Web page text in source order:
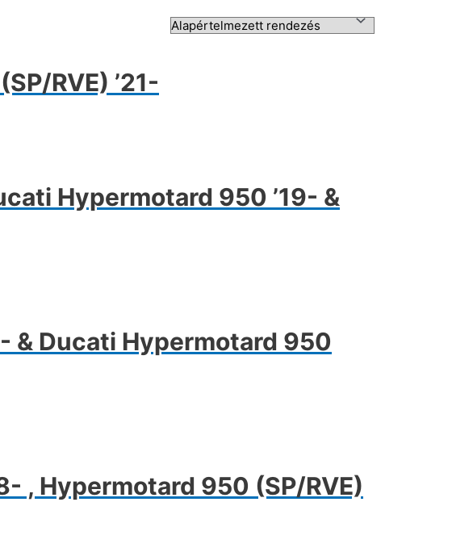
RVE) ’21-
Hypermotard 950 ’19- &
& Ducati Hypermotard 950
, Hypermotard 950 (SP/RVE)